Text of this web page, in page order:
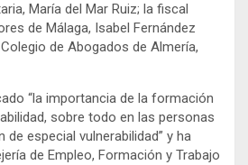
María del Mar Ruiz; la fiscal
de Málaga, Isabel Fernández
de Abogados de Almería,
“la importancia de la formación
sobre todo en las personas
especial vulnerabilidad” y ha
de Empleo, Formación y Trabajo